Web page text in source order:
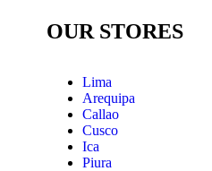
OUR STORES
Lima
Arequipa
Callao
Cusco
Ica
Piura